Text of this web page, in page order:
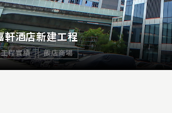
軒酒店新建工程
工程實績 飯店商場